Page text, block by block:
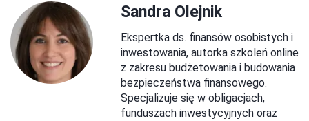
Sandra Olejnik
Ekspertka ds. finansów osobistych i
inwestowania, autorka szkoleń online
z zakresu budżetowania i budowania
bezpieczeństwa finansowego.
Specjalizuje się w obligacjach,
funduszach inwestycyjnych oraz